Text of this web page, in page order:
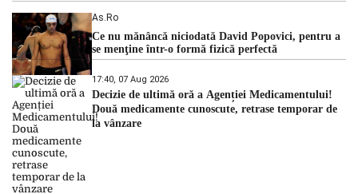
As.ro
Ce nu mănâncă niciodată David Popovici, pentru a
se menţine într-o formă fizică perfectă
17:40, 07 Aug 2026
Decizie de ultimă oră a Agenției Medicamentului!
Două medicamente cunoscute, retrase temporar de
la vânzare